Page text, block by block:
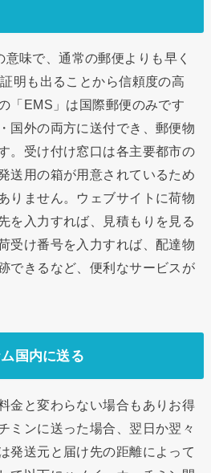
味で、通常の郵便よりも早く
明も出ることから信頼度の高
「EMS」は国際郵便のみです
国外の両方に送付でき、郵便物
。受け付け窓口は各主要都市の
送用の箱が用意されているため
りません。ウェブサイトに荷物
を入力すれば、見積もりを見る
受け番号を入力すれば、配達物
できるなど、便利なサービスが
国内に送る
金と変わらない場合もありお得
ミンに送った場合、翌日か翌々
発送元と届け先の距離によって